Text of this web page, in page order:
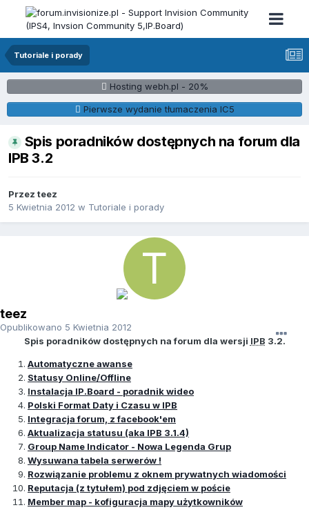
Tutoriale i porady
Hosting webh.pl - 20%
Pierwsze wydanie tłumaczenia IC5
Spis poradników dostępnych na forum dla
IPB 3.2
Przez teez
5 Kwietnia 2012 w Tutoriale i porady
teez
Opublikowano 5 Kwietnia 2012
Spis poradników dostępnych na forum dla wersji IPB 3.2.
Automatyczne awanse
Statusy Online/Offline
Instalacja IP.Board - poradnik wideo
Polski Format Daty i Czasu w IPB
Integracja forum, z facebook'em
Aktualizacja statusu (aka IPB 3.1.4)
Group Name Indicator - Nowa Legenda Grup
Wysuwana tabela serwerów !
Rozwiązanie problemu z oknem prywatnych wiadomości
Reputacja (z tytułem) pod zdjęciem w poście
Member map - kofiguracja mapy użytkowników